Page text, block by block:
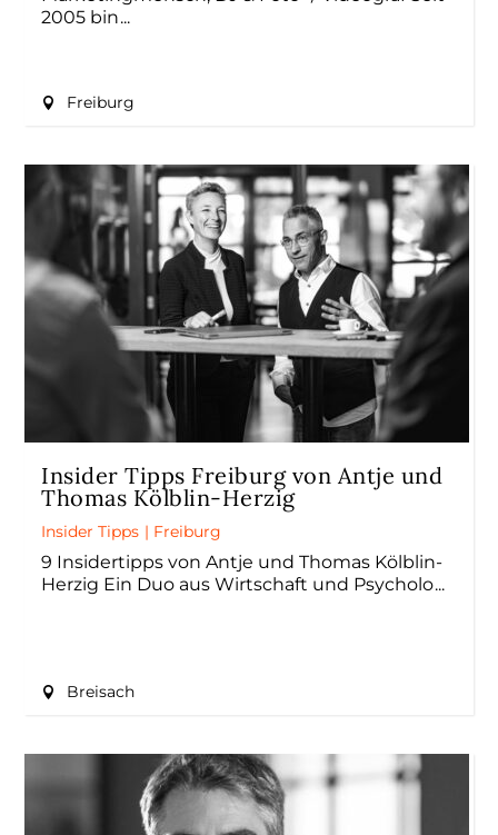
2005 bin
Freiburg
Insider Tipps Freiburg von Antje und
Thomas Kölblin-Herzig
Insider Tipps | Freiburg
9 Insidertipps von Antje und Thomas Kölblin-
Herzig Ein Duo aus Wirtschaft und Psycholo
Breisach